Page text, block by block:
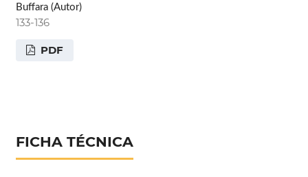
Buffara (Autor)
133-136
PDF
FICHA TÉCNICA